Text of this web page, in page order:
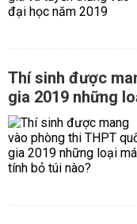
Thí sinh được
gia 2019 những